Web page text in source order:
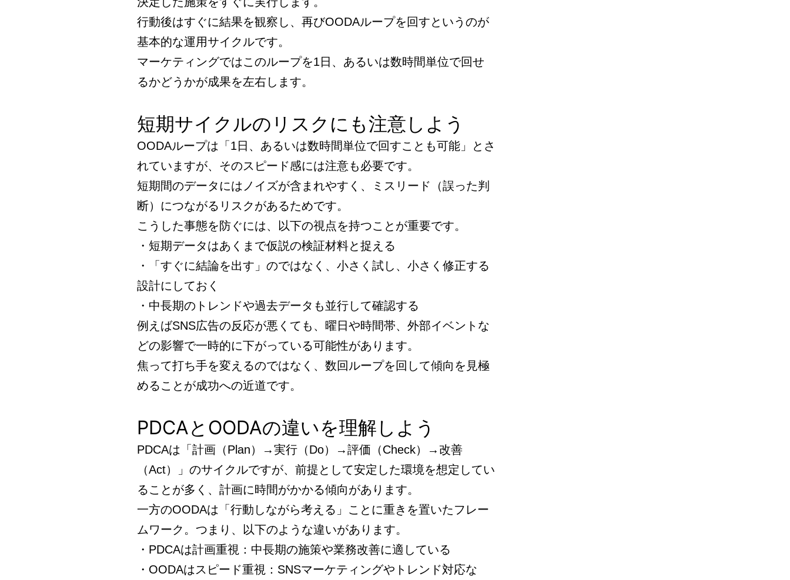
行動後はすぐに結果を観察し、再びOODAループを回すというのが
基本的な運用サイクルです。
マーケティングではこのループを1日、あるいは数時間単位で回せ
るかどうかが成果を左右します。
短期サイクルのリスクにも注意しよう
OODAループは「1日、あるいは数時間単位で回すことも可能」とさ
れていますが、そのスピード感には注意も必要です。
短期間のデータにはノイズが含まれやすく、ミスリード（誤った判
断）につながるリスクがあるためです。
こうした事態を防ぐには、以下の視点を持つことが重要です。
・短期データはあくまで仮説の検証材料と捉える
・「すぐに結論を出す」のではなく、小さく試し、小さく修正する
設計にしておく
・中長期のトレンドや過去データも並行して確認する
例えばSNS広告の反応が悪くても、曜日や時間帯、外部イベントな
どの影響で一時的に下がっている可能性があります。
焦って打ち手を変えるのではなく、数回ループを回して傾向を見極
めることが成功への近道です。
PDCAとOODAの違いを理解しよう
PDCAは「計画（Plan）→実行（Do）→評価（Check）→改善
（Act）」のサイクルですが、前提として安定した環境を想定してい
ることが多く、計画に時間がかかる傾向があります。
一方のOODAは「行動しながら考える」ことに重きを置いたフレー
ムワーク。つまり、以下のような違いがあります。
・PDCAは計画重視：中長期の施策や業務改善に適している
・OODAはスピード重視：SNSマーケティングやトレンド対応な